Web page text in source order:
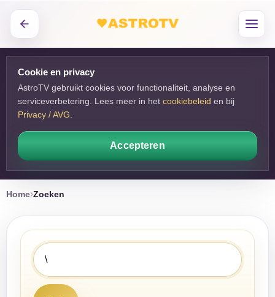
Cookie en privacy
AstroTV gebruikt cookies voor functionaliteit, analyse en
serviceverbetering. Lees meer in het cookiebeleid en bij
Privacy / AVG
Accepteren
Home Zoeken